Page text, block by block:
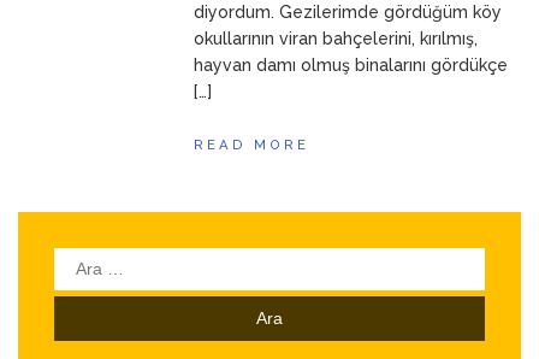
diyordum. Gezilerimde gördüğüm köy
okullarının viran bahçelerini, kırılmış,
hayvan damı olmuş binalarını gördükçe
[…]
READ MORE
Arama: